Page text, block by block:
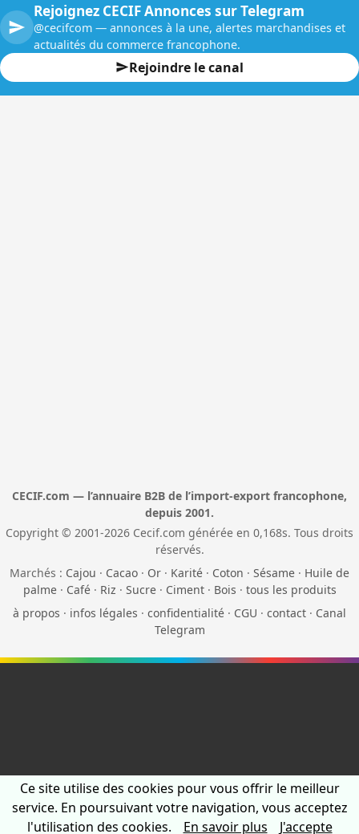
Rejoignez CECIF Annonces sur Telegram
@cecifcom — annonces à la une, alertes marchandises et
actualités du commerce francophone.
Rejoindre le canal
CECIF.com — l’annuaire B2B de l’import-export francophone,
depuis 2001.
Copyright © 2001-2026 Cecif.com générée en 0,168s. Tous droits
réservés.
Marchés : Cajou · Cacao · Or · Karité · Coton · Sésame · Huile de
palme· Café· Riz · Sucre· Ciment· Bois · tous les produits
à propos · infos légales · confidentialité · CGU · contact · Canal
Telegram
Ce site utilise des cookies pour vous offrir le meilleur
service. En poursuivant votre navigation, vous acceptez
l'utilisation des cookies.
En savoir plus J'accepte